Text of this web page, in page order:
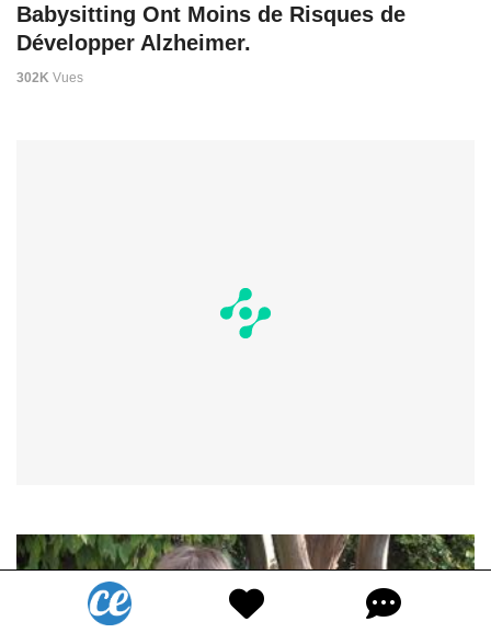
Babysitting Ont Moins de Risques de
Développer Alzheimer.
302K Vues